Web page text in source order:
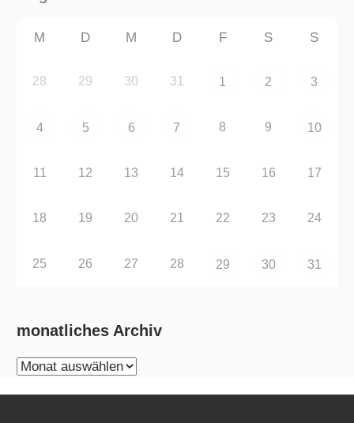
M D M D F S S
28 29 30 31 1 2 3
4 5 6 7 8 9 10
11 12 13 14 15 16 17
18 19 20 21 22 23 24
25 26 27 28 29 30 31
monatliches Archiv
monatliches